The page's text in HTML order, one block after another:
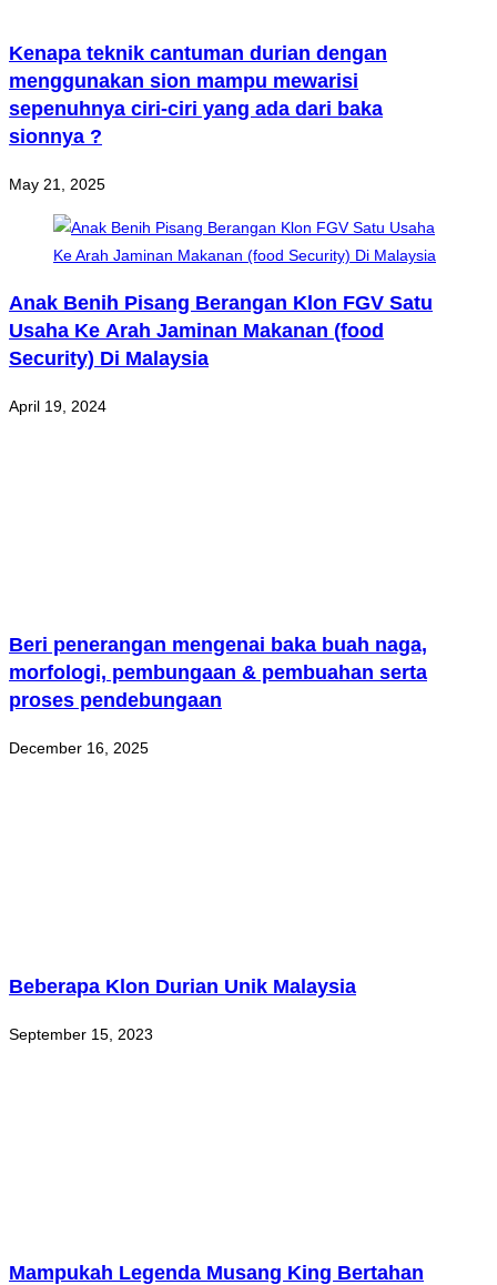
Kenapa teknik cantuman durian dengan
menggunakan sion mampu mewarisi
sepenuhnya ciri-ciri yang ada dari baka
sionnya ?
May 21, 2025
Anak Benih Pisang Berangan Klon FGV Satu
Usaha Ke Arah Jaminan Makanan (food
Security) Di Malaysia
April 19, 2024
Beri penerangan mengenai baka buah naga,
morfologi, pembungaan & pembuahan serta
proses pendebungaan
December 16, 2025
Beberapa Klon Durian Unik Malaysia
September 15, 2023
Mampukah Legenda Musang King Bertahan